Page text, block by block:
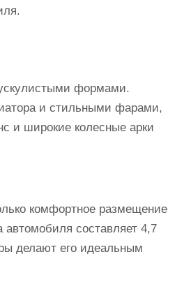
формами.
и стильными фарами,
и широкие колесные арки
комфортное размещение
составляет 4,7
делают его идеальным